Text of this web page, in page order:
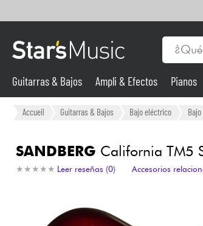
Guitarras & Bajos
Sintetizadores & samplers
Luces
Guitarras & Bajos Ampli & Efectos Pianos
Accueil Guitarras & Bajos Bajo eléctrico
SANDBERG California TM5
★ ★ ★ ★ ★
★ ★ ★ ★ ★ Leer reseñas (0) Accesorios